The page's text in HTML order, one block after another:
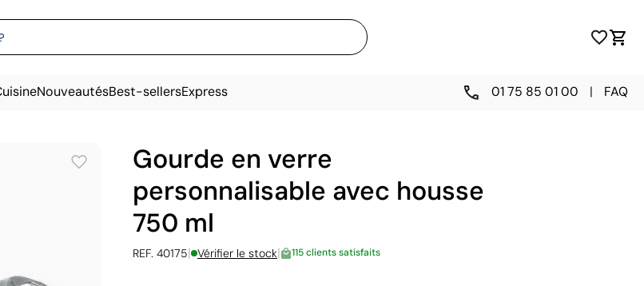
NouveautésBest-sellersExpress 01 75 85 01 00 | FAQ
Gourde en verre
personnalisable avec housse
750 ml
REF. 40175| Vérifier le stock| 115 clients satisfaits